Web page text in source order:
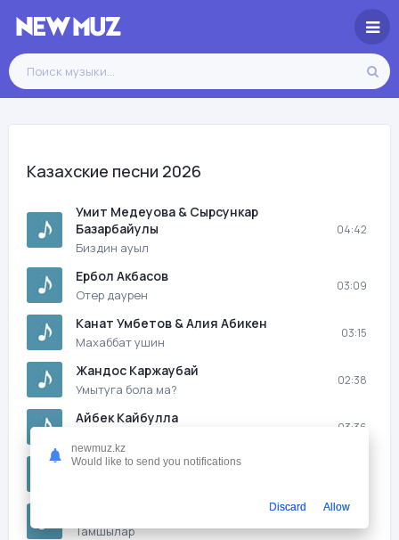
Казахские песни 2026
Умит Медеуова & Сырсункар
Базарбайулы
Биздин ауыл
04:42
Ербол Акбасов
Отер даурен
03:09
Канат Умбетов & Алия Абикен
Махаббат ушин
03:15
Жандос Каржаубай
Умытуга бола ма?
02:38
Айбек Кайбулла
03:36
Руслан Ахинбеков
Тамшылар
newmuz.kz
Would like to send you notifications
Discard Allow